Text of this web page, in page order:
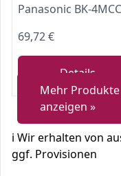
69,72 €
Details
Mehr Produkte
anzeigen »
ℹ️ Wir erhalten von
ggf. Provisionen